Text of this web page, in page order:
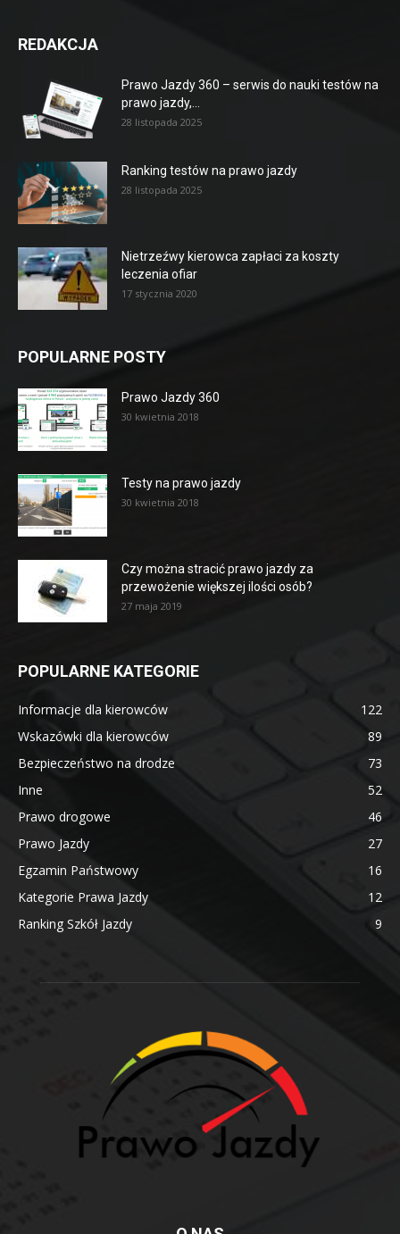
REDAKCJA
Prawo Jazdy 360 – serwis do nauki testów na
prawo jazdy,...
28 listopada 2025
Ranking testów na prawo jazdy
28 listopada 2025
Nietrzeźwy kierowca zapłaci za koszty
leczenia ofiar
17 stycznia 2020
POPULARNE POSTY
Prawo Jazdy 360
30 kwietnia 2018
Testy na prawo jazdy
30 kwietnia 2018
Czy można stracić prawo jazdy za
przewożenie większej ilości osób?
27 maja 2019
POPULARNE KATEGORIE
Informacje dla kierowców
122
Wskazówki dla kierowców
89
Bezpieczeństwo na drodze
73
Inne
52
Prawo drogowe
46
Prawo Jazdy
27
Egzamin Państwowy
16
Kategorie Prawa Jazdy
12
Ranking Szkół Jazdy
9